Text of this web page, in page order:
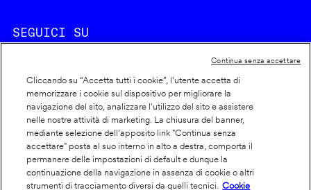
SEGUICI SU
Footer
info
Cookie policy
Dichiarazione di accessibilità
Privacy
Cliccando su “Accetta tutti i cookie”, l'utente accetta di
memorizzare i cookie sul dispositivo per migliorare la
navigazione del sito, analizzare l'utilizzo del sito e assistere
nelle nostre attività di marketing. La chiusura del banner,
mediante selezione dell’apposito link "Continua senza
accettare" posta al suo interno in alto a destra, comporta il
permanere delle impostazioni di default e dunque la
continuazione della navigazione in assenza di cookie o altri
strumenti di tracciamento diversi da quelli tecnici.
Cookie
Continua senza accettare